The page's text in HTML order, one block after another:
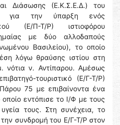
Διάσωσης (Ε.Κ.Σ.Ε.Δ.) του
για την ύπαρξη ενός
(Ε/Π-Τ/Ρ) ιστιοφόρου
με δύο αλλοδαπούς
Βασιλείου), το οποίο
λόγω θραύσης ιστίου στη
νότια ν. Αντίπαρου. Αμέσως
τουριστικό (Ε/Γ-Τ/Ρ)
75 με επιβαίνοντα ένα
εντόπισε το Ι/Φ με τους
τους. Στη συνέχεια, το
συνδρομή του Ε/Γ-Τ/Ρ στον